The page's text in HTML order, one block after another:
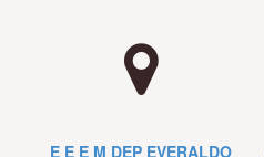
E E E M DEP EVERALDO